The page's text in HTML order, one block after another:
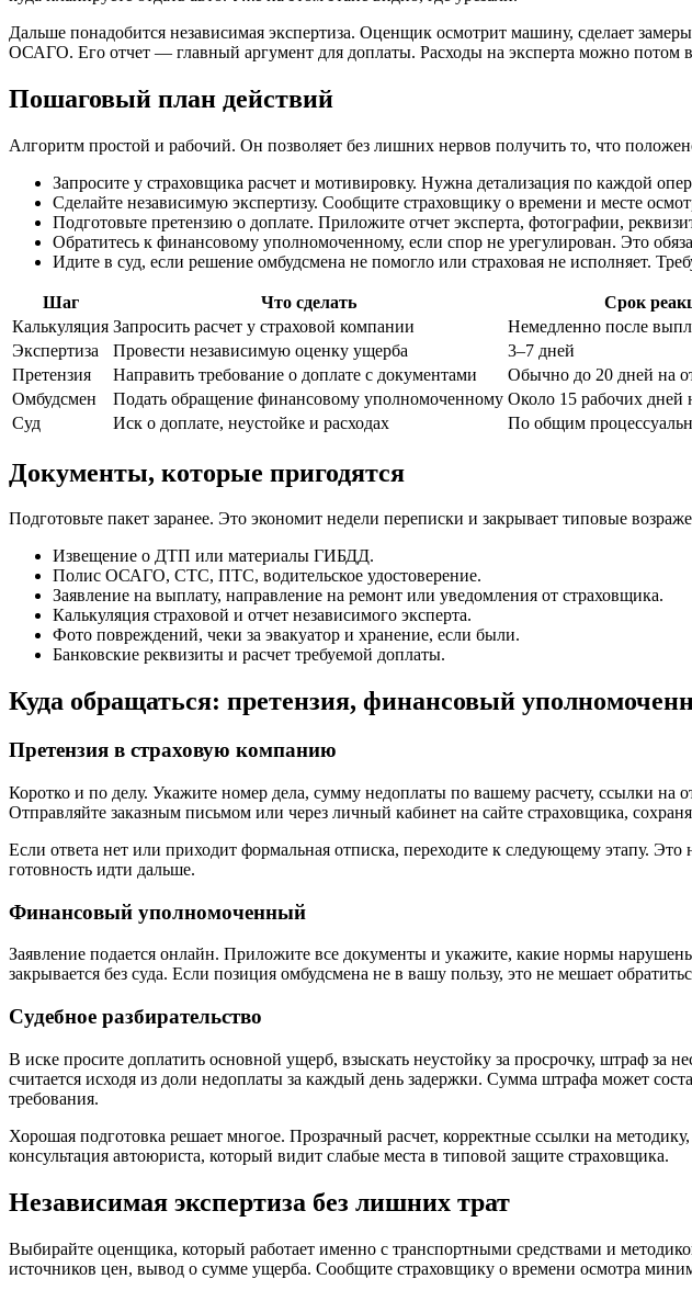
Дальше понадобится независимая экспертиза. Оценщик осмотрит машину, сделает
ОСАГО. Его отчет — главный аргумент для доплаты. Расходы на эксперта можно потом
Пошаговый план действий
Алгоритм простой и рабочий. Он позволяет без лишних нервов получить то, что
Запросите у страховщика расчет и мотивировку. Нужна детализация по каждой
Сделайте независимую экспертизу. Сообщите страховщику о времени и месте
Подготовьте претензию о доплате. Приложите отчет эксперта, фотографии,
Обратитесь к финансовому уполномоченному, если спор не урегулирован. Это
Идите в суд, если решение омбудсмена не помогло или страховая не исполняет.
Шаг Что сделать Срок
Калькуляция Запросить расчет у страховой компании Немедленно после
Экспертиза
Провести независимую оценку ущерба 3–7 дней
Претензия
Направить требование о доплате с документами Обычно до 20 дней на
Омбудсмен
Подать обращение финансовому уполномоченному Около 15 рабочих дней
Суд
Иск о доплате, неустойке и расходах По общим
Документы, которые пригодятся
Подготовьте пакет заранее. Это экономит недели переписки и закрывает типовые
Извещение о ДТП или материалы ГИБДД.
Полис ОСАГО, СТС, ПТС, водительское удостоверение.
Заявление на выплату, направление на ремонт или уведомления от страховщика.
Калькуляция страховой и отчет независимого эксперта.
Фото повреждений, чеки за эвакуатор и хранение, если были.
Банковские реквизиты и расчет требуемой доплаты.
Куда обращаться: претензия, финансовый
Претензия в страховую компанию
Коротко и по делу. Укажите номер дела, сумму недоплаты по вашему расчету, ссылки на
Отправляйте заказным письмом или через личный кабинет на сайте страховщика,
Если ответа нет или приходит формальная отписка, переходите к следующему этапу.
готовность идти дальше.
Финансовый уполномоченный
Заявление подается онлайн. Приложите все документы и укажите, какие нормы
закрывается без суда. Если позиция омбудсмена не в вашу пользу, это не мешает
Судебное разбирательство
В иске просите доплатить основной ущерб, взыскать неустойку за просрочку, штраф за
считается исходя из доли недоплаты за каждый день задержки. Сумма штрафа может
требования.
Хорошая подготовка решает многое. Прозрачный расчет, корректные ссылки на
консультация автоюриста, который видит слабые места в типовой защите страховщика.
Независимая экспертиза без лишних трат
Выбирайте оценщика, который работает именно с транспортными средствами и
источников цен, вывод о сумме ущерба. Сообщите страховщику о времени осмотра